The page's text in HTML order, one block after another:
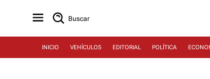
Buscar
INICIO VEHÍCULOS EDITORIAL POLÍTICA